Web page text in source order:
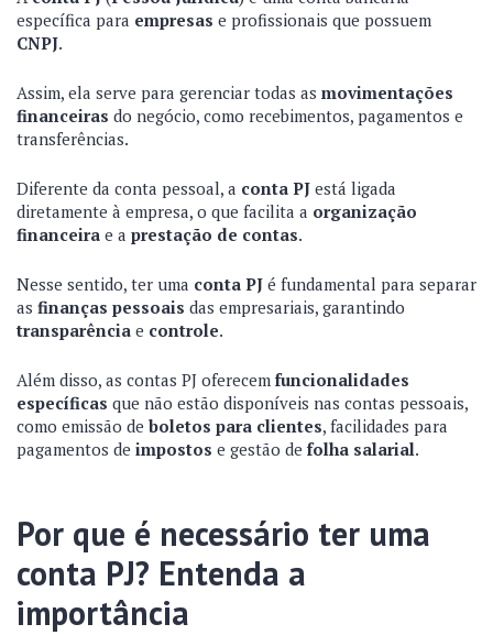
específica para empresas e profissionais que possuem
CNPJ.
Assim, ela serve para gerenciar todas as movimentações
financeiras do negócio, como recebimentos, pagamentos e
transferências.
Diferente da conta pessoal, a conta PJ está ligada
diretamente à empresa, o que facilita a organização
financeira e a prestação de contas.
Nesse sentido, ter uma conta PJ é fundamental para separar
as finanças pessoais das empresariais, garantindo
transparência e controle.
Além disso, as contas PJ oferecem funcionalidades
específicas que não estão disponíveis nas contas pessoais,
como emissão de boletos para clientes, facilidades para
pagamentos de impostos e gestão de folha salarial.
Por que é necessário ter uma
conta PJ? Entenda a
importância